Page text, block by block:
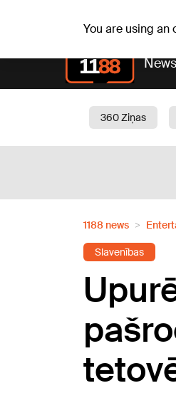
You are using an
News
360 Ziņas
1188 news
Slavenības